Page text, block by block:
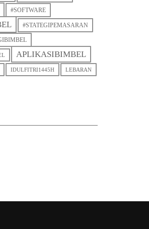
#SOFTWARE
#STATEGIPEMASARAN
APLIKASIBIMBEL
IDULFITRI1445H LEBARAN